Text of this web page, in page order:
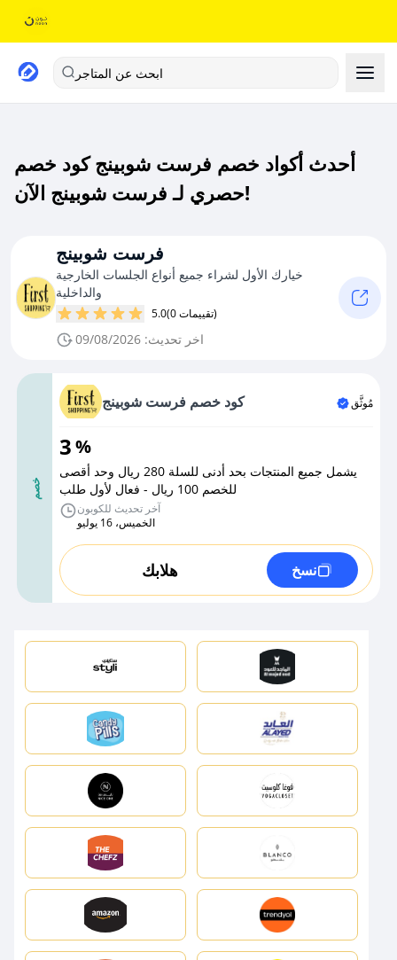
ابحث عن المتاجر
أحدث أكواد خصم فرست شوبينج كود خصم
حصري لـ فرست شوبينج الآن!
فرست شوبينج
خيارك الأول لشراء جميع أنواع الجلسات الخارجية
والداخلية
5.0 (0 تقييمات)
اخر تحديث: 09/08/2026
خصم
كود خصم فرست شوبينج مُوثَّق
3%
يشمل جميع المنتجات بحد أدنى للسلة 280 ريال وحد أقصى
للخصم 100 ريال - فعال لأول طلب
آخر تحديث للكوبون
الخميس، 16 يوليو
هلابك نسخ